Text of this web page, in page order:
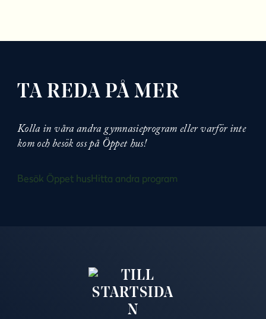
TA REDA PÅ MER
Kolla in våra andra gymnasieprogram eller varför inte
kom och besök oss på Öppet hus!
Besök Öppet husHitta andra program